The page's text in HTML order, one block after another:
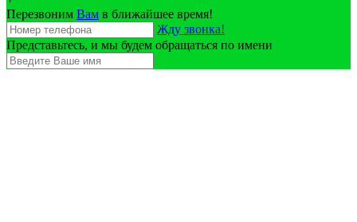
Перезвоним Вам в ближайшее время!
Жду звонка!
Представьтесь, и мы будем обращаться по имени